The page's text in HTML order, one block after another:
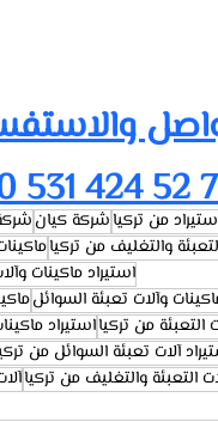
531 424 52
من تركياشركة كيان
والتغليف من تركيا
استيراد ماكينات
وآلات تعبئة السوائل
من تركيااستيراد
آلات تعبئة السوائل من
التعبئة والتغليف من تركيا